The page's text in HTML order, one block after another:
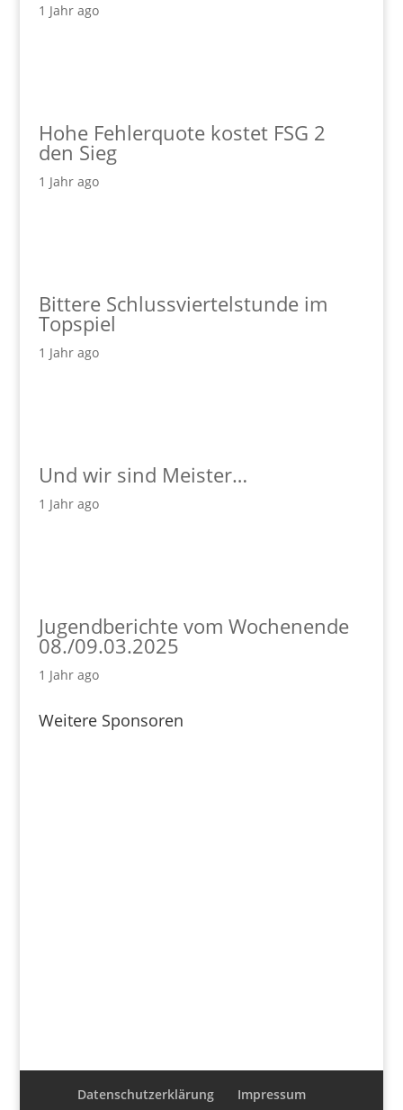
1 Jahr ago
Hohe Fehlerquote kostet FSG 2
den Sieg
1 Jahr ago
Bittere Schlussviertelstunde im
Topspiel
1 Jahr ago
Und wir sind Meister…
1 Jahr ago
Jugendberichte vom Wochenende
08./09.03.2025
1 Jahr ago
Weitere Sponsoren
Datenschutzerklärung
Impressum